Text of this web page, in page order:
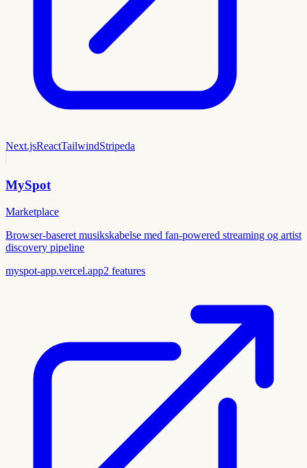
Next.jsReactTailwindStripeda
MySpot
Marketplace
Browser-baseret musikskabelse med fan-powered streaming og artist
discovery pipeline
myspot-app.vercel.app2 features